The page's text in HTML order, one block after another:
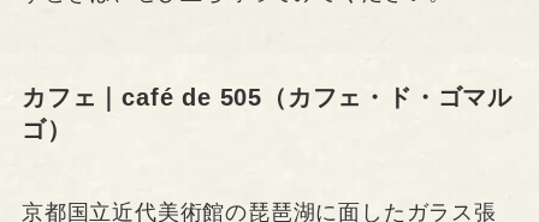
カフェ｜café de 505（カフェ・ド・ゴマル
ゴ）
京都国立近代美術館の琵琶湖に面したガラス張